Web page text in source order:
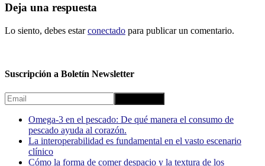
Deja una respuesta
Lo siento, debes estarconectado para publicar un comentario.
Suscripción a Boletín Newsletter
Omega-3 en el pescado: De qué manera el consumo de
pescado ayuda al corazón.
La interoperabilidad es fundamental en el vasto escenario
clínico
Cómo la forma de comer despacio y la textura de los